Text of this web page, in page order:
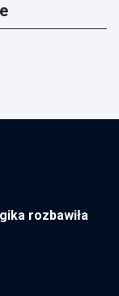
rozbawiła